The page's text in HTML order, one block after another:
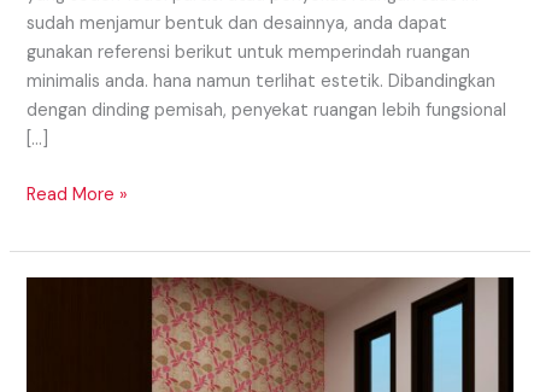
sudah menjamur bentuk dan desainnya, anda dapat
gunakan referensi berikut untuk memperindah ruangan
minimalis anda. hana namun terlihat estetik. Dibandingkan
dengan dinding pemisah, penyekat ruangan lebih fungsional
[…]
Read More »